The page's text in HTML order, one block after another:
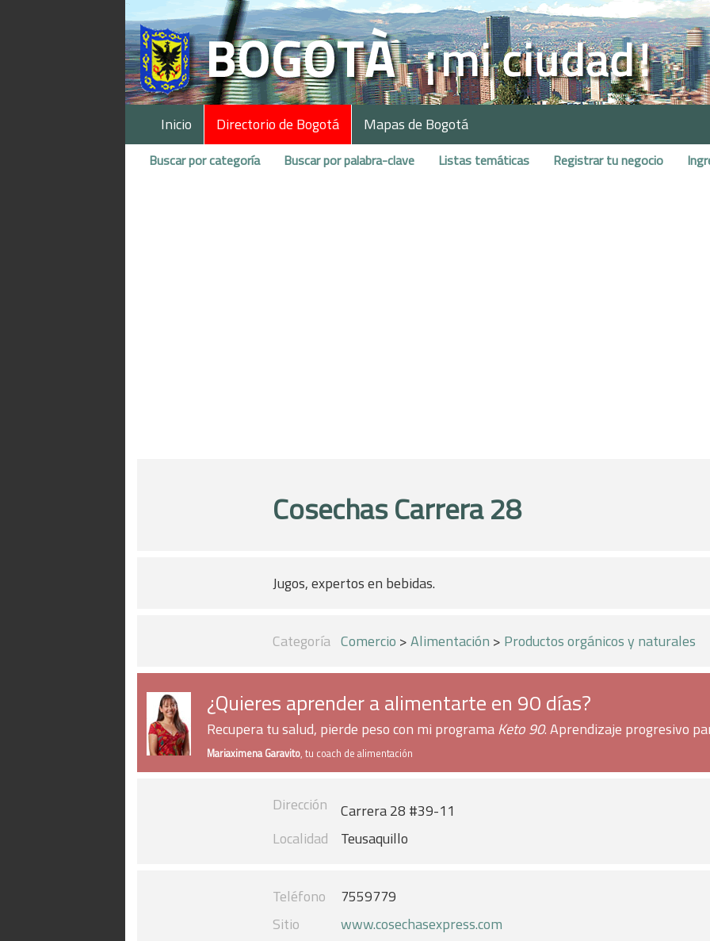
Inicio Directorio de Bogotá Mapas de Bogotá
Buscar por categoría Buscar por palabra-clave Listas temáticas Registrar tu negocio
Cosechas Carrera 28
Jugos, expertos en bebidas.
Categoría Comercio >Alimentación > Productos orgánicos y naturales
¿Quieres aprender a alimentarte en 90 días?
Recupera tu salud, pierde peso con mi programaKeto 90. Aprendizaje progresivo
Mariaximena Garavito, tu coach de alimentación
Dirección
Carrera 28 #39-11
Localidad
Teusaquillo
Teléfono
7559779
Sitio
www.cosechasexpress.com